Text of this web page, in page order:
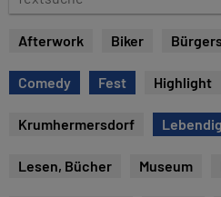
e
s
u
Afterwork Biker
Comedy Fest Highlight
Krumhermersdorf
Lesen, Bücher Museum